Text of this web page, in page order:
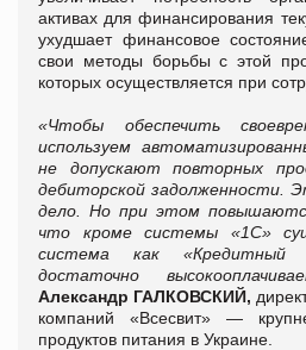
активах для финансирования
ухудшает финансовое
свои методы борьбы с этой
которых осуществляется при
«Чтобы обеспечить
используем
не допускают повторных
дебиторской задолженности.
дело. Но при этом
что кроме системы «1С»
система как «Кредитный
достаточно
Александр ГАЛКОВСКИЙ,
компаний «Всесвит» —
продуктов питания в Украине.